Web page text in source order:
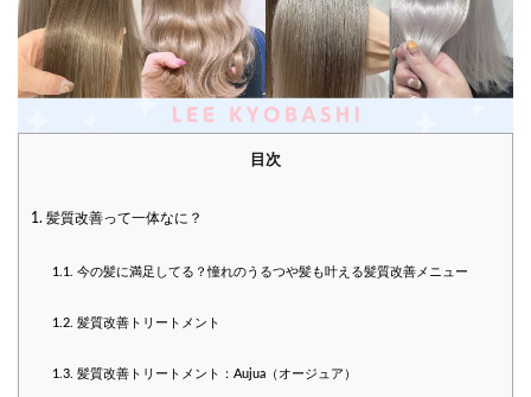
目次
1. 髪質改善って一体なに？
1.1. 今の髪に満足してる？憧れのうるつや髪も叶える髪質改善メニュー
1.2. 髪質改善トリートメント
1.3. 髪質改善トリートメント：Aujua（オージュア）